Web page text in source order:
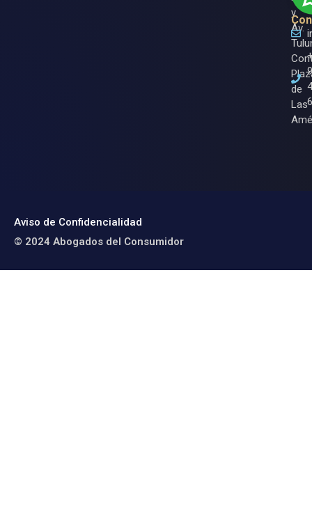
y
Av.
de
Las
Aviso de Confidencialidad
© 2024 Abogados del Consumidor